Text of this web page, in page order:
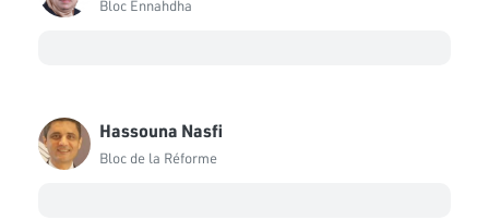
Bloc Ennahdha
Hassouna Nasfi
Bloc de la Réforme
Belgacem Hssan
Chiraz Chebbi
Bloc Qalb Tounes